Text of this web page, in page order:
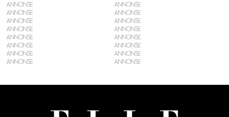
ANNONSE
ANNONSE
ANNONSE
ANNONSE
ANNONSE
ANNONSE
ANNONSE
ANNONSE